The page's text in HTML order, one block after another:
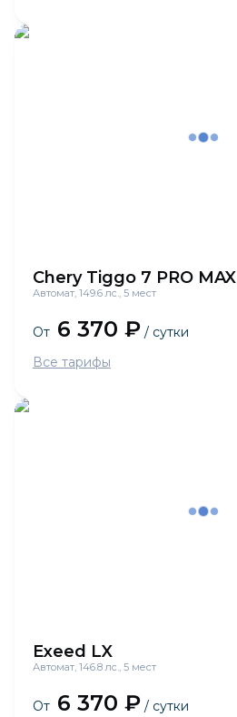
Chery Tiggo 7 PRO MAX
Автомат, 149.6 лс., 5 мест
От 6 370 ₽ / сутки
Все тарифы
Exeed LX
Автомат, 146.8 лс., 5 мест
От 6 370 ₽ / сутки